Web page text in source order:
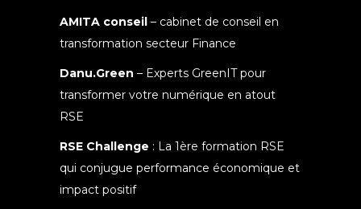
AMITA conseil – cabinet de conseil en
transformation secteur Finance
Danu.Green – Experts GreenIT pour
transformer votre numérique en atout
RSE
RSE Challenge : La 1ère formation RSE
qui conjugue performance économique et
impact positif